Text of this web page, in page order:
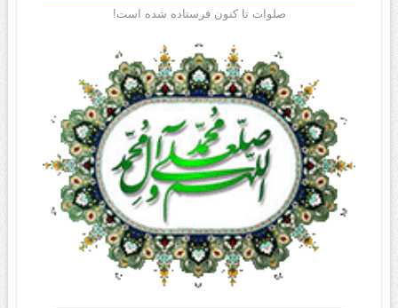
صلوات تا کنون فرستاده شده است!